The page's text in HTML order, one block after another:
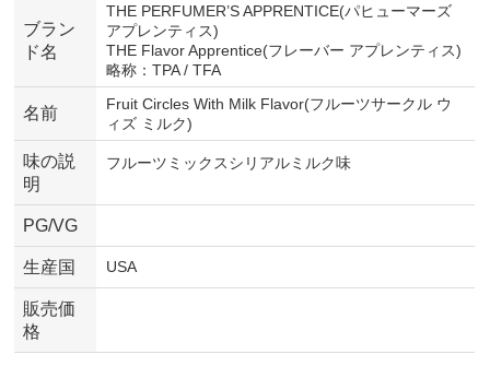
ブラン
ド名
THE PERFUMER’S APPRENTICE(パヒューマーズ
アプレンティス)
THE Flavor Apprentice(フレーバー アプレンティス)
略称：TPA / TFA
名前
Fruit Circles With Milk Flavor(フルーツサークル ウ
ィズ ミルク)
味の説
明
フルーツミックスシリアルミルク味
PG/VG
生産国 USA
販売価
格